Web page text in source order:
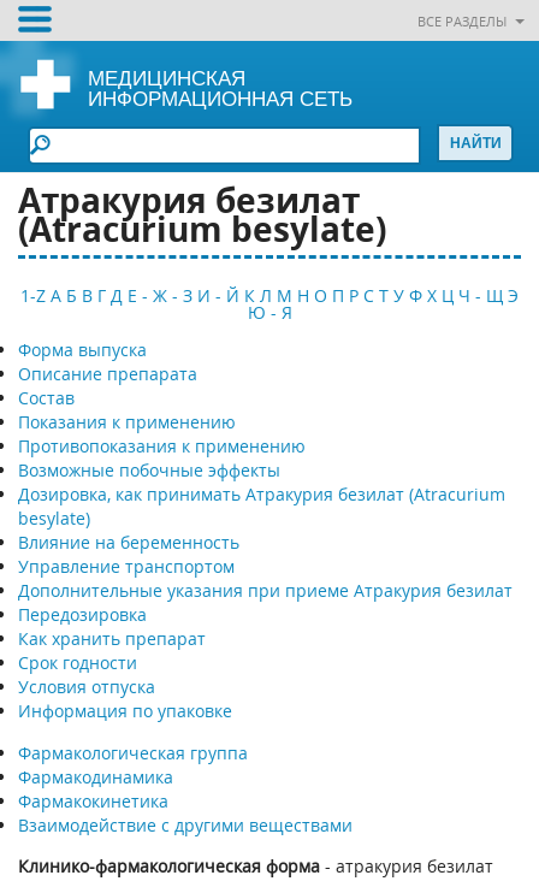
ВСЕ РАЗДЕЛЫ
МЕДИЦИНСКАЯ
ИНФОРМАЦИОННАЯ СЕТЬ
Атракурия безилат
(Atracurium besylate)
1-Z А Б В Г Д Е - Ж - З И - Й К Л М Н О П Р С Т У Ф Х Ц Ч - Щ Э
Ю - Я
Форма выпуска
Описание препарата
Состав
Показания к применению
Противопоказания к применению
Возможные побочные эффекты
Дозировка, как принимать Атракурия безилат (Atracurium
besylate)
Влияние на беременность
Управление транспортом
Дополнительные указания при приеме Атракурия безилат
Передозировка
Как хранить препарат
Срок годности
Условия отпуска
Информация по упаковке
Фармакологическая группа
Фармакодинамика
Фармакокинетика
Взаимодействие с другими веществами
Клинико-фармакологическая форма - атракурия безилат